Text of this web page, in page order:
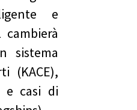
e
cambierà
sistema
(KACE),
e casi di